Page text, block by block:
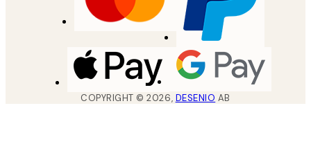
COPYRIGHT ©2026, DESENIO AB